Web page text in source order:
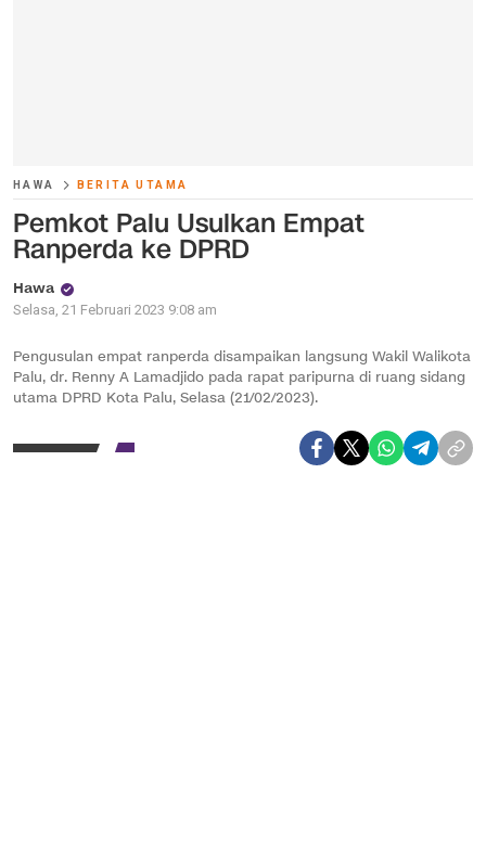
HAWA BERITA UTAMA
Pemkot Palu Usulkan Empat
Ranperda ke DPRD
Hawa
Selasa, 21 Februari 2023 9:08 am
Pengusulan empat ranperda disampaikan langsung Wakil Walikota
Palu, dr. Renny A Lamadjido pada rapat paripurna di ruang sidang
utama DPRD Kota Palu, Selasa (21/02/2023).